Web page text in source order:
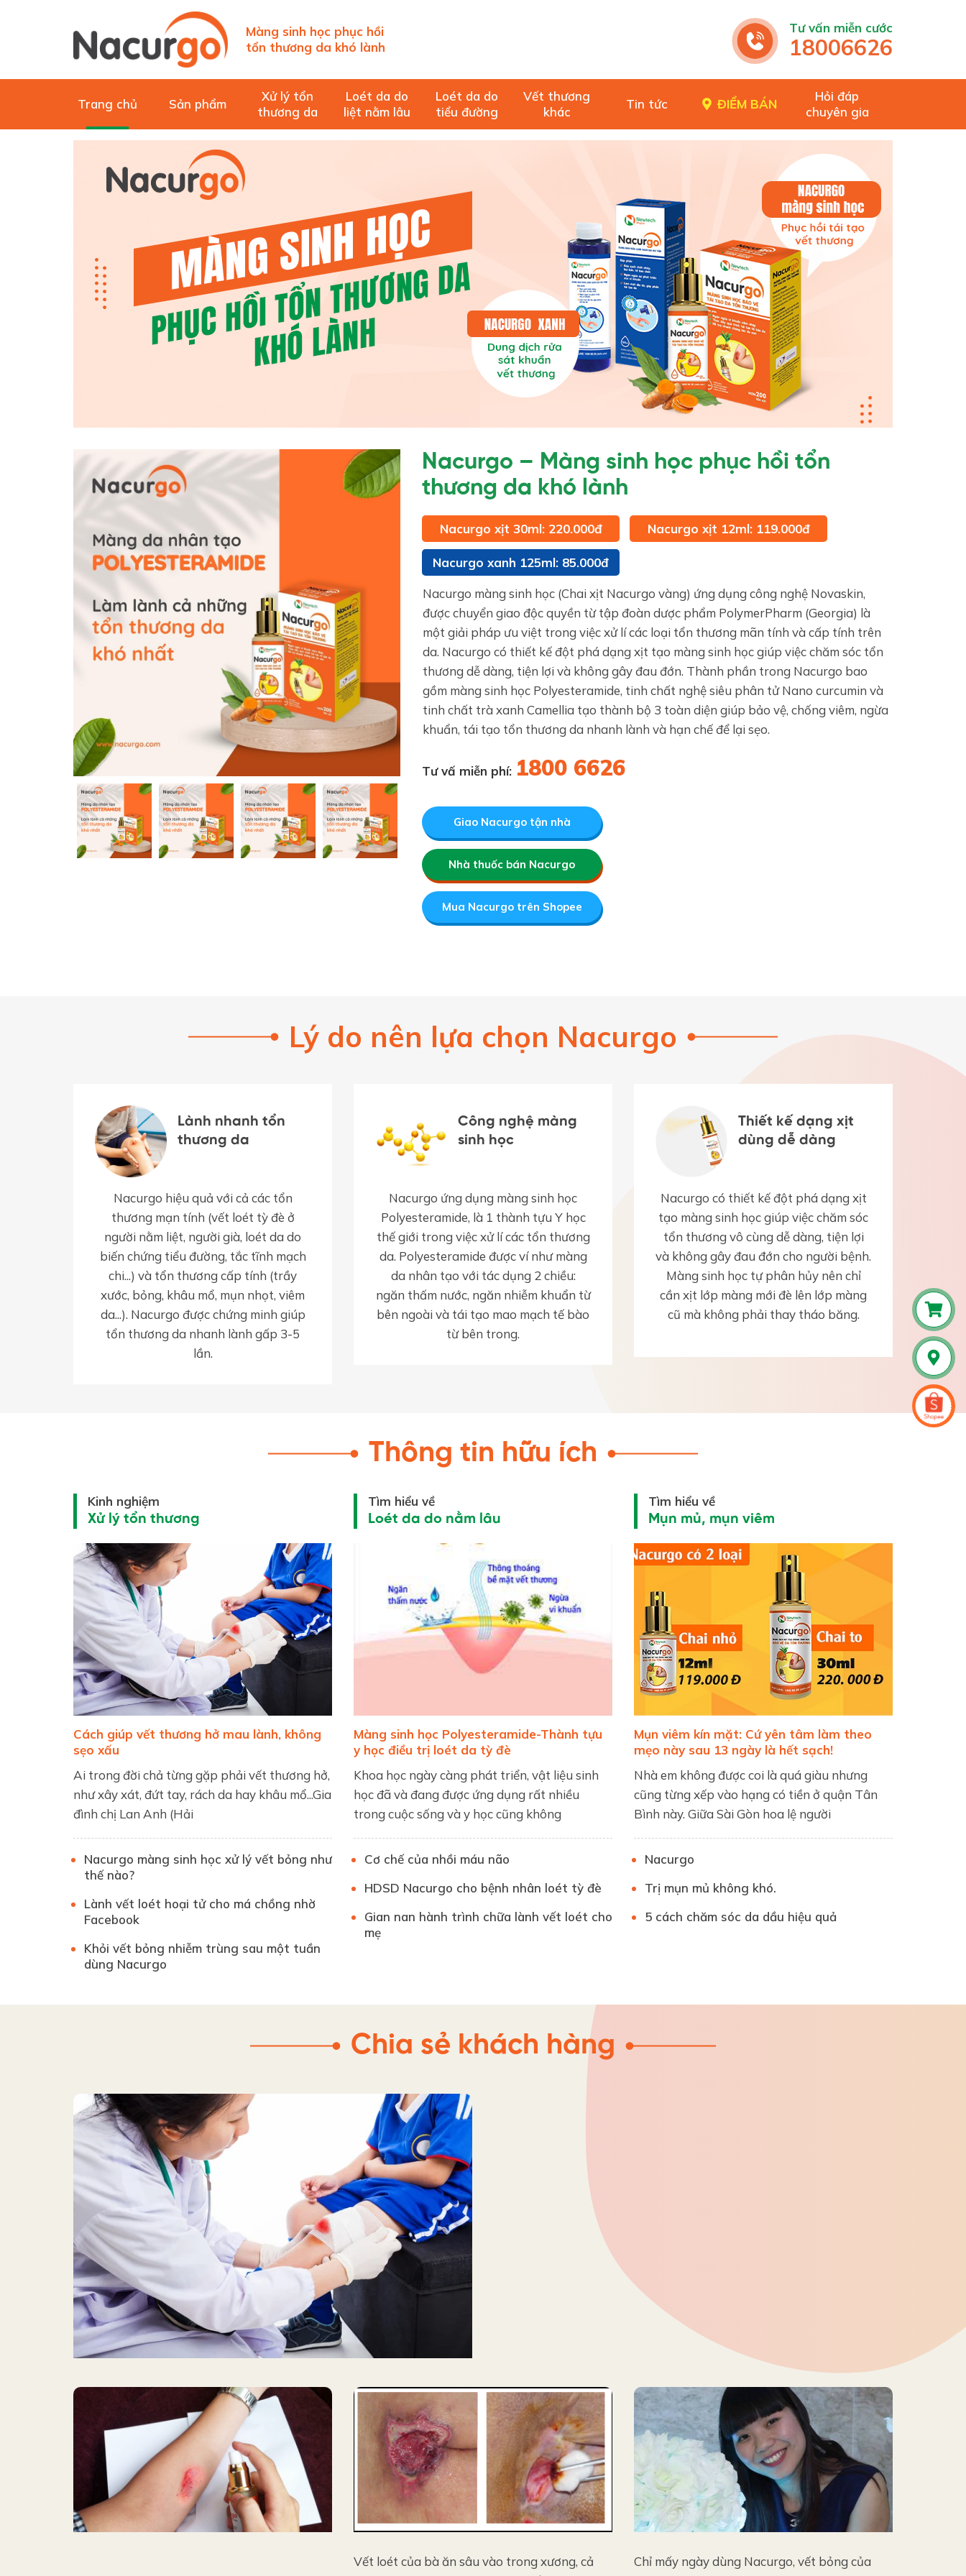
Màng sinh học phục hồi
tổn thương da khó lành
Tư vấn miễn cước
18006626
Trang chủ Sản phẩm
Xử lý tổn
thương da
Loét da do
liệt nằm lâu
Loét da do
tiểu đường
Vết thương
khác
Tin tức ĐIỂM BÁN
Hỏi đáp
chuyên gia
Nacurgo – Màng sinh học phục hồi tổn
thương da khó lành
Nacurgo xịt 30ml: 220.000đ Nacurgo xịt 12ml: 119.000đ
Nacurgo xanh 125ml: 85.000đ
Nacurgo màng sinh học (Chai xịt Nacurgo vàng) ứng dụng công nghệ Novaskin,
được chuyển giao độc quyền từ tập đoàn dược phẩm PolymerPharm (Georgia) là
một giải pháp ưu việt trong việc xử lí các loại tổn thương mãn tính và cấp tính trên
da. Nacurgo có thiết kế đột phá dạng xịt tạo màng sinh học giúp việc chăm sóc tổn
thương dễ dàng, tiện lợi và không gây đau đớn. Thành phần trong Nacurgo bao
gồm màng sinh học Polyesteramide, tinh chất nghệ siêu phân tử Nano curcumin và
tinh chất trà xanh Camellia tạo thành bộ 3 toàn diện giúp bảo vệ, chống viêm, ngừa
khuẩn, tái tạo tổn thương da nhanh lành và hạn chế để lại sẹo.
Tư vấ miễn phí: 1800 6626
Giao Nacurgo tận nhà
Nhà thuốc bán Nacurgo
Mua Nacurgo trên Shopee
Lý do nên lựa chọn Nacurgo
Lành nhanh tổn
thương da
Nacurgo hiệu quả với cả các tổn
thương mạn tính (vết loét tỳ đè ở
người nằm liệt, người già, loét da do
biến chứng tiểu đường, tắc tĩnh mạch
chi...) và tổn thương cấp tính (trầy
xước, bỏng, khâu mổ, mụn nhọt, viêm
da...). Nacurgo được chứng minh giúp
tổn thương da nhanh lành gấp 3-5
lần.
Công nghệ màng
sinh học
Nacurgo ứng dụng màng sinh học
Polyesteramide, là 1 thành tựu Y học
thế giới trong việc xử lí các tổn thương
da. Polyesteramide được ví như màng
da nhân tạo với tác dụng 2 chiều:
ngăn thấm nước, ngăn nhiễm khuẩn từ
bên ngoài và tái tạo mao mạch tế bào
từ bên trong.
Thiết kế dạng xịt
dùng dễ dàng
Nacurgo có thiết kế đột phá dạng xịt
tạo màng sinh học giúp việc chăm sóc
tổn thương vô cùng dễ dàng, tiện lợi
và không gây đau đớn cho người bệnh.
Màng sinh học tự phân hủy nên chỉ
cần xịt lớp màng mới đè lên lớp màng
cũ mà không phải thay tháo băng.
Thông tin hữu ích
Kinh nghiệm
Xử lý tổn thương
Cách giúp vết thương hở mau lành, không
sẹo xấu
Ai trong đời chả từng gặp phải vết thương hở,
như xây xát, đứt tay, rách da hay khâu mổ...Gia
đình chị Lan Anh (Hải
Nacurgo màng sinh học xử lý vết bỏng như
thế nào?
Lành vết loét hoại tử cho má chồng nhờ
Facebook
Khỏi vết bỏng nhiễm trùng sau một tuần
dùng Nacurgo
Tìm hiểu về
Loét da do nằm lâu
Màng sinh học Polyesteramide-Thành tựu
y học điều trị loét da tỳ đè
Khoa học ngày càng phát triển, vật liệu sinh
học đã và đang được ứng dụng rất nhiều
trong cuộc sống và y học cũng không
Cơ chế của nhồi máu não
HDSD Nacurgo cho bệnh nhân loét tỳ đè
Gian nan hành trình chữa lành vết loét cho
mẹ
Tìm hiểu về
Mụn mủ, mụn viêm
Mụn viêm kín mặt: Cứ yên tâm làm theo
mẹo này sau 13 ngày là hết sạch!
Nhà em không được coi là quá giàu nhưng
cũng từng xếp vào hạng có tiền ở quận Tân
Bình này. Giữa Sài Gòn hoa lệ người
Nacurgo
Trị mụn mủ không khó.
5 cách chăm sóc da dầu hiệu quả
Chia sẻ khách hàng
Vết loét của bà ăn sâu vào trong xương, cả
Chỉ mấy ngày dùng Nacurgo, vết bỏng của